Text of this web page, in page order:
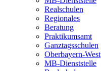
Realschulen
Regionales
Beratung
Praktikumsamt
Ganztagsschulen
Oberbayern-West
MB-Dienststelle